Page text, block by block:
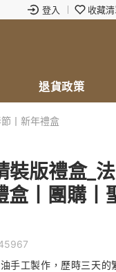
登入 收藏
退貨政策
丨新年禮盒
裝版禮盒_
盒丨團購丨
手工製作，歷時三天